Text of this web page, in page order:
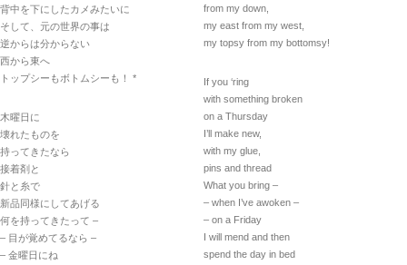
背中を下にしたカメみたいに
そして、元の世界の事は
逆からは分からない
西から東へ
トップシーもボトムシーも！ *
木曜日に
壊れたものを
持ってきたなら
接着剤と
針と糸で
新品同様にしてあげる
何を持ってきたって –
– 目が覚めてるなら –
– 金曜日にね
from my down,
my east from my west,
my topsy from my bottomsy!
If you ‘ring
with something broken
on a Thursday
I’ll make new,
with my glue,
pins and thread
What you bring –
– when I’ve awoken –
– on a Friday
I will mend and then
spend the day in bed